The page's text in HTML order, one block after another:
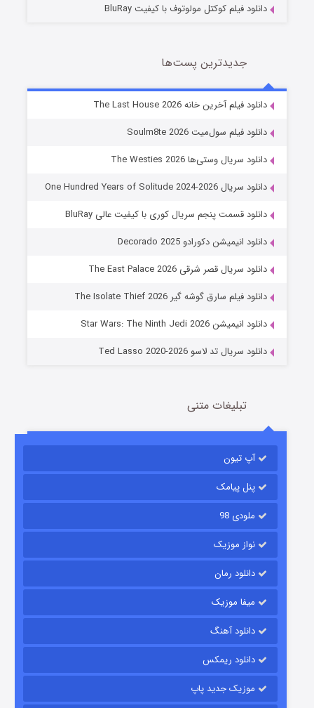
خاندان اژدها فصل ۳
جادوگری در مغولستان
قسمت14 (زیرنویس) منتشر شد
رویایی برای تو
قسمت
دانلود فیلم کوکتل مولوتوف با کیفیت BluRay
جدیدترین پست‌ها
دانلود فیلم آخرین خانه The Last House 2026
دانلود فیلم سول‌میت Soulm8te 2026
دانلود سریال وستی‌ها The Westies 2026
دانلود سریال One Hundred Years of Solitude 2024-2026
دانلود قسمت پنجم سریال کوری با کیفیت عالی BluRay
دانلود انیمیشن دکورادو Decorado 2025
دانلود سریال قصر شرقی The East Palace 2026
دانلود فیلم سارق گوشه گیر The Isolate Thief 2026
دانلود انیمیشن Star Wars: The Ninth Jedi 2026
دانلود سریال تد لاسو Ted Lasso 2020-2026
تبلیغات متنی
آپ تیون
پنل پیامک
ملودی 98
نواز موزیک
دانلود رمان
میفا موزیک
دانلود آهنگ
دانلود ریمکس
موزیک جدید پاپ